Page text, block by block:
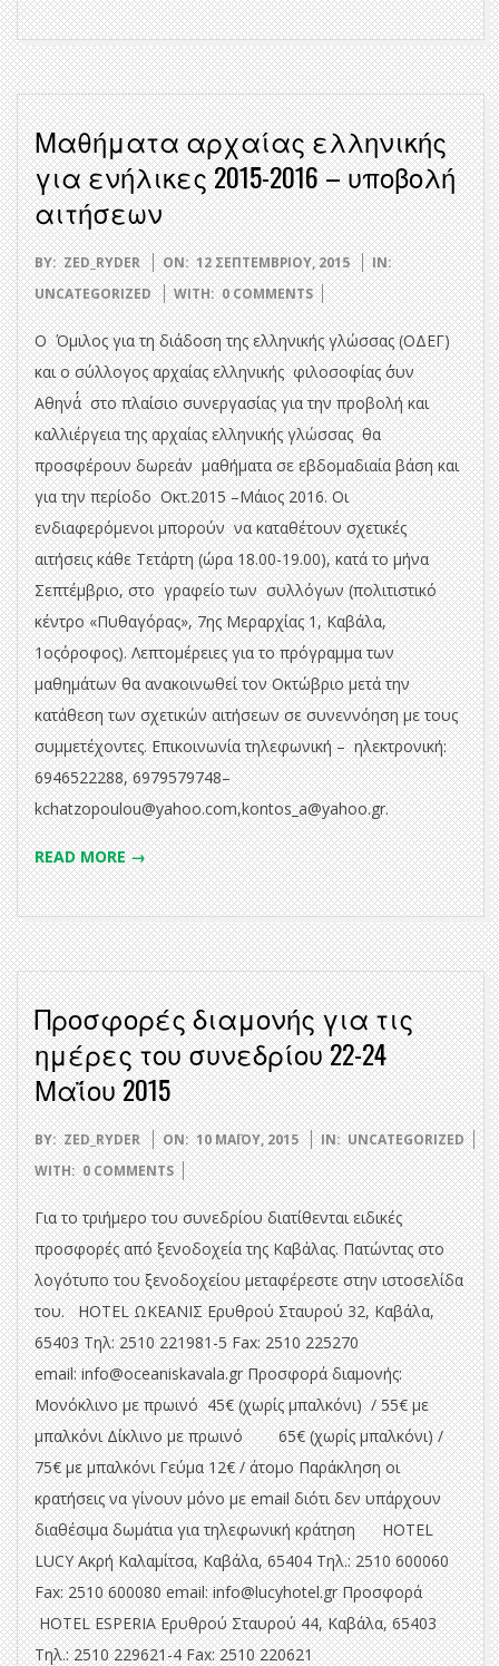
Μαθήματα αρχαίας ελληνικής
για ενήλικες 2015-2016 – υποβολή
αιτήσεων
2015-
09-
12
BY: ZED_RYDER ON: 12 ΣΕΠΤΕΜΒΡΊΟΥ, 2015
IN:
UNCATEGORIZED
WITH: 0 COMMENTS
Ο Όμιλος για τη διάδοση της ελληνικής γλώσσας (ΟΔΕΓ)
και ο σύλλογος αρχαίας ελληνικής φιλοσοφίας ΄΄συν
Αθηνά΄΄ στο πλαίσιο συνεργασίας για την προβολή και
καλλιέργεια της αρχαίας ελληνικής γλώσσας θα
προσφέρουν δωρεάν μαθήματα σε εβδομαδιαία βάση και
για την περίοδο Οκτ.2015 –Μάιος 2016. Οι
ενδιαφερόμενοι μπορούν να καταθέτουν σχετικές
αιτήσεις κάθε Tετάρτη (ώρα 18.00-19.00), κατά το μήνα
Σεπτέμβριο, στο γραφείο των συλλόγων (πολιτιστικό
κέντρο «Πυθαγόρας», 7ης Μεραρχίας 1, Καβάλα,
1οςόροφος). Λεπτομέρειες για το πρόγραμμα των
μαθημάτων θα ανακοινωθεί τον Οκτώβριο μετά την
κατάθεση των σχετικών αιτήσεων σε συνεννόηση με τους
συμμετέχοντες. Επικοινωνία τηλεφωνική – ηλεκτρονική:
6946522288, 6979579748–
kchatzopoulou@yahoo.com,kontos_a@yahoo.gr.
READ MORE →
Προσφορές διαμονής για τις
ημέρες του συνεδρίου 22-24
Μαΐου 2015
2015-
05-
10
BY: ZED_RYDER ON: 10 ΜΑΪ́ΟΥ, 2015 IN: UNCATEGORIZED
WITH: 0 COMMENTS
Για το τριήμερο του συνεδρίου διατίθενται ειδικές
προσφορές από ξενοδοχεία της Καβάλας. Πατώντας στο
λογότυπο του ξενοδοχείου μεταφέρεστε στην ιστοσελίδα
του. HOTEL ΩΚΕΑΝΙΣ Ερυθρού Σταυρού 32, Καβάλα,
65403 Τηλ: 2510 221981-5 Fax: 2510 225270
email: info@oceaniskavala.gr Προσφορά διαμονής:
Μονόκλινο με πρωινό 45€ (χωρίς μπαλκόνι) / 55€ με
μπαλκόνι Δίκλινο με πρωινό 65€ (χωρίς μπαλκόνι) /
75€ με μπαλκόνι Γεύμα 12€ / άτομο Παράκληση οι
κρατήσεις να γίνουν μόνο με email διότι δεν υπάρχουν
διαθέσιμα δωμάτια για τηλεφωνική κράτηση HOTEL
LUCY Ακρή Καλαμίτσα, Καβάλα, 65404 Τηλ.: 2510 600060
Fax: 2510 600080 email: info@lucyhotel.gr Προσφορά
HOTEL ESPERIA Ερυθρού Σταυρού 44, Καβάλα, 65403
Τηλ.: 2510 229621-4 Fax: 2510 220621